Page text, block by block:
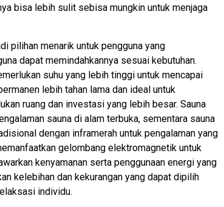
bisa lebih sulit sebisa mungkin untuk menjaga
pilihan menarik untuk pengguna yang
dapat memindahkannya sesuai kebutuhan.
suhu yang lebih tinggi untuk mencapai
lebih tahan lama dan ideal untuk
ruang dan investasi yang lebih besar. Sauna
sauna di alam terbuka, sementara sauna
dengan inframerah untuk pengalaman yang
gelombang elektromagnetik untuk
kenyamanan serta penggunaan energi yang
kelebihan dan kekurangan yang dapat dipilih
individu.